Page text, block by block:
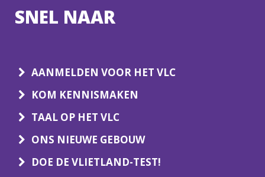
SNEL NAAR
AANMELDEN VOOR HET VLC
KOM KENNISMAKEN
TAAL OP HET VLC
ONS NIEUWE GEBOUW
DOE DE VLIETLAND-TEST!